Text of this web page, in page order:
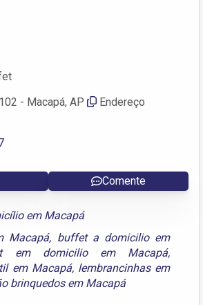
- Macapá, AP
Endereço
Comente
em Macapá
Macapá, buffet a domicilio em
em domicilio em Macapá,
em Macapá, lembrancinhas em
brinquedos em Macapá